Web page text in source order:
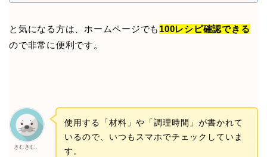
と気になる方は、ホームページでも 100レシピ確認できる
ので非常に便利です。
きむきむ。
使用する「材料」や「調理時間」が書かれて
いるので、いつもスマホでチェックしていま
す。